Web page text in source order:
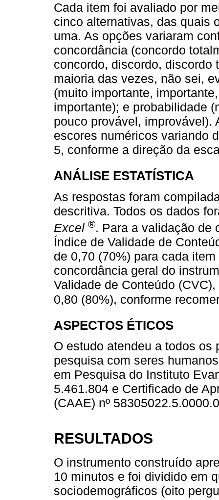
Cada item foi avaliado por
cinco alternativas, das quais
uma. As opções variaram
concordância (concordo
concordo, discordo, discordo
maioria das vezes, não sei,
(muito importante,
importante); e probabilidade
pouco provável, improvável).
escores numéricos variando
5, conforme a direção da
ANÁLISE ESTATÍSTICA
As respostas foram
descritiva. Todos os dados
Excel ®. Para a validação de
Índice de Validade de
de 0,70 (70%) para cada
concordância geral do
Validade de Conteúdo
0,80 (80%), conforme
ASPECTOS ÉTICOS
O estudo atendeu a todos
pesquisa com seres
em Pesquisa do Instituto
5.461.804 e Certificado de
(CAAE) nº
RESULTADOS
O instrumento construído
10 minutos e foi dividido em
sociodemográficos (oito